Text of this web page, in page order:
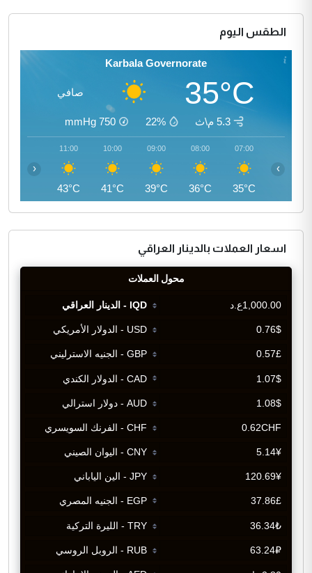
الطقس اليوم
Karbala Governorate
35°C صافي
5.3 م\ث 22%
750
mmHg
07:00
35°C
08:00
36°C
09:00
39°C
10:00
41°C
11:00
43°C
‹ ›
اسعار العملات بالدينار العراقي